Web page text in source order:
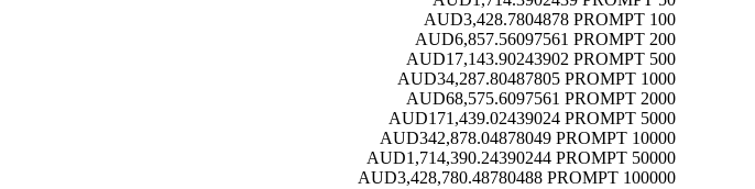
100 AUD
3,428.7804878 PROMPT
200 AUD
6,857.56097561 PROMPT
500 AUD
17,143.90243902 PROMPT
1000 AUD
34,287.80487805 PROMPT
2000 AUD
68,575.6097561 PROMPT
5000 AUD
171,439.02439024 PROMPT
10000 AUD
342,878.04878049 PROMPT
50000 AUD
1,714,390.24390244 PROMPT
100000 AUD
3,428,780.48780488 PROMPT